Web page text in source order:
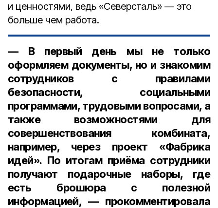
и ценностями, ведь «Северсталь» — это
больше чем работа.
— В первый день мы не только
оформляем документы, но и знакомим
сотрудников с правилами
безопасности, социальными
программами, трудовыми вопросами, а
также возможностями для
совершенствования комбината,
например, через проект «Фабрика
идей». По итогам приёма сотрудники
получают подарочные наборы, где
есть брошюра с полезной
информацией, — прокомментировала